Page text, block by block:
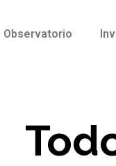
Observatorio